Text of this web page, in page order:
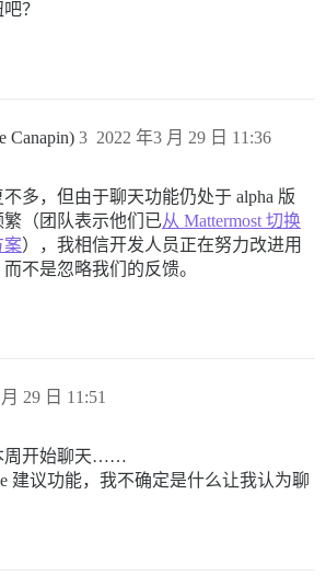
？
Canapin) 2022 年3 月 29 日 11:36
3
多，但由于聊天功能仍处于 alpha 版
（团队表示他们已从 Mattermost 切换
案），我相信开发人员正在努力改进用
不是忽略我们的反馈。
29 日 11:51
周开始聊天……
建议功能，我不确定是什么让我认为聊